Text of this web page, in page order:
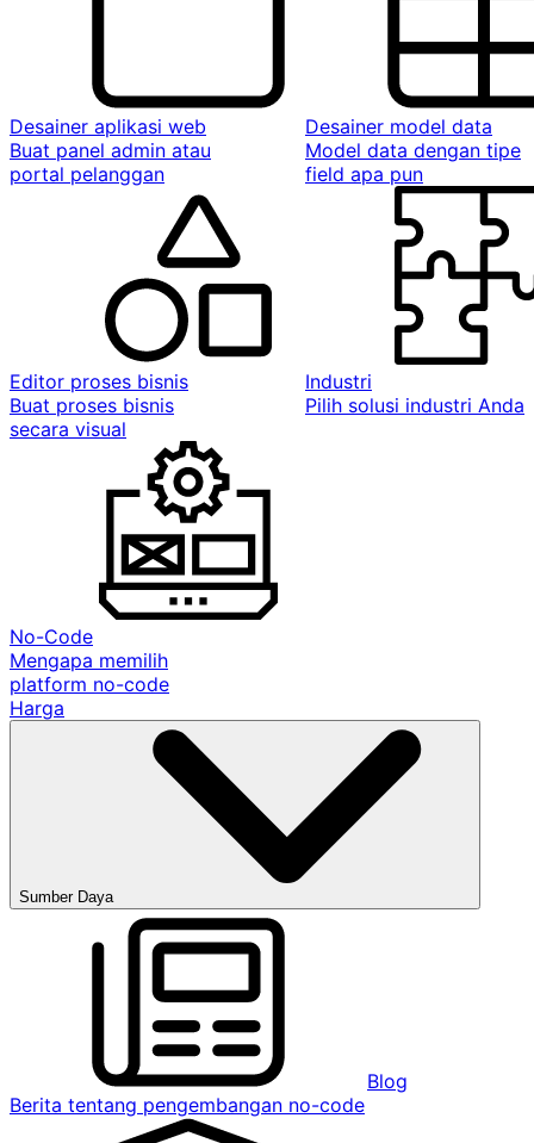
Desainer aplikasi web
Buat panel admin atau
portal pelanggan
Desainer model data
Model data dengan tipe
field apa pun
Editor proses bisnis
Buat proses bisnis
secara visual
Industri
Pilih solusi industri Anda
No-Code
Mengapa memilih
platform no-code
Harga
Sumber Daya
Blog
Berita tentang pengembangan no-code